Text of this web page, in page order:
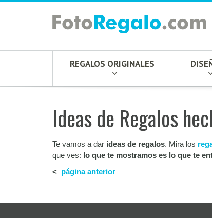
REGALOS ORIGINALES
Ideas de Regalos
Te vamos a dar ideas de regalos. Mira los
que ves: lo que te mostramos es lo que te
< página anterior